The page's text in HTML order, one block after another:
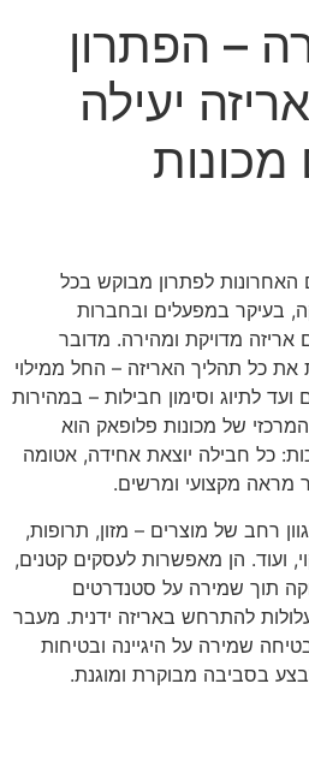
– הפתרון
יעילה
האחרונות לפתרון מבוקש בכל
בעיקר במפעלים ובחברות
אריזה מדויקת ומהירה. מדובר
כל תהליך האריזה – החל ממילוי
לתיוג וסימון חבילות – במהירות
של מכונות פלופאק הוא
כל חבילה יוצאת אחידה, אטומה
מראה מקצועי ומרשים.
רחב של מוצרים – מזון, תרופות,
ועוד. הן מאפשרות לעסקים קטנים,
תוך שמירה על סטנדרטים
להתרחש באריזה ידנית. מעבר
שמירה על היגיינה ובטיחות
בסביבה מבוקרת ומוגנת.